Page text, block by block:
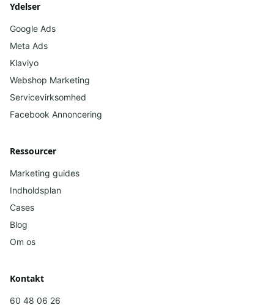
Ydelser
Google Ads
Meta Ads
Klaviyo
Webshop Marketing
Servicevirksomhed
Facebook Annoncering
Ressourcer
Marketing guides
Indholdsplan
Cases
Blog
Om os
Kontakt
60 48 06 26